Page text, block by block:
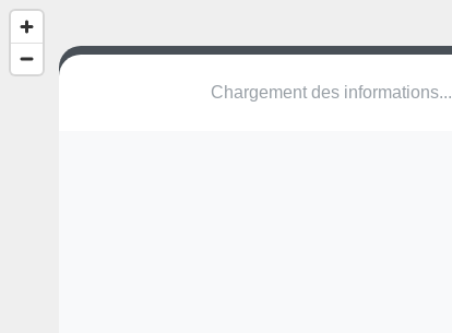
Chargement des informations...